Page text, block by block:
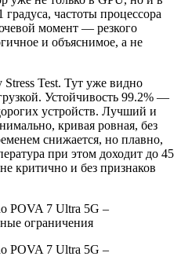
градуса, частоты процессора
момент — резкого
и объяснимое, а не
Test. Тут уже видно
Устойчивость 99.2% —
устройств. Лучший и
кривая ровная, без
снижается, но плавно,
при этом доходит до 45
критично и без признаков